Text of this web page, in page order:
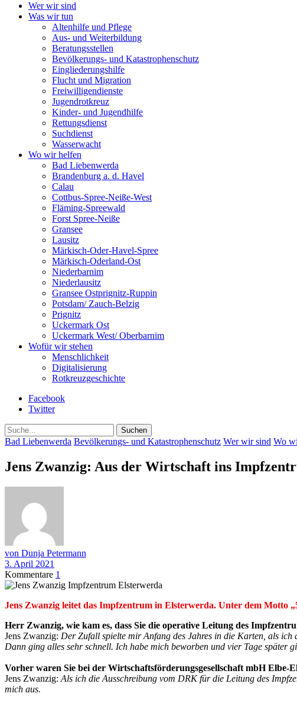
Wer wir sind
Was wir tun
Altenhilfe und Pflege
Aus- und Weiterbildung
Beratungsstellen
Bevölkerungs- und Katastrophenschutz
Eingliederungshilfe
Flucht und Migration
Freiwilligendienste
Jugendrotkreuz
Kinder- und Jugendhilfe
Rettungsdienst
Suchdienst
Wasserwacht
Wo wir helfen
Bad Liebenwerda
Brandenburg a. d. Havel
Calau
Cottbus-Spree-Neiße-West
Fläming-Spreewald
Forst Spree-Neiße
Gransee
Lausitz
Märkisch-Oder-Havel-Spree
Märkisch-Oderland-Ost
Niederbarnim
Niederlausitz
Gransee Ostprignitz-Ruppin
Potsdam/ Zauch-Belzig
Prignitz
Uckermark Ost
Uckermark West/ Oberbarnim
Wofür wir stehen
Menschlichkeit
Digitalisierung
Rotkreuzgeschichte
Facebook
Twitter
Suche
Bad Liebenwerda Bevölkerungs- und Katastrophenschutz Wer wir sind Wo
Jens Zwanzig: Aus der Wirtschaft ins
von Dunja Petermann
3. April 2021
Kommentare 1
Jens Zwanzig leitet das Impfzentrum in Elsterwerda. Unter dem Motto
Herr Zwanzig, wie kam es, dass Sie die operative Leitung des
Jens Zwanzig: Der Zufall spielte mir Anfang des Jahres in die Karten, als
Dann ging alles sehr schnell. Ich habe mich beworben und vier Tage später
Vorher waren Sie bei der Wirtschaftsförderungsgesellschaft mbH
Jens Zwanzig: Als ich die Ausschreibung vom DRK für die Leitung des
mich aus.